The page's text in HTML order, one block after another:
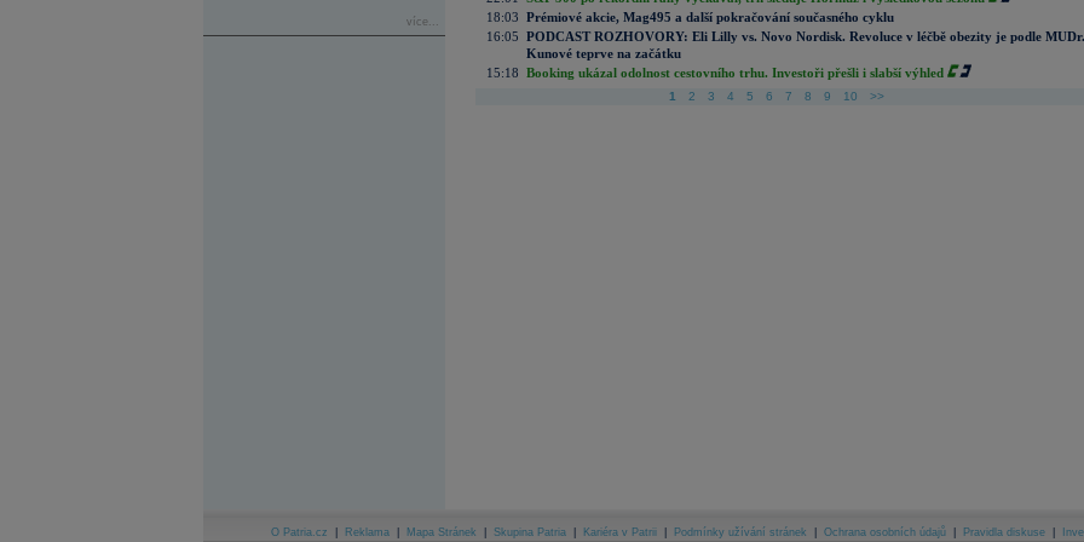
více...
18:03 Prémiové akcie, Mag495 a další pokračování současného cyklu
16:05 PODCAST ROZHOVORY: Eli Lilly vs. Novo Nordisk. Revoluce v léčbě obezity je podle MUDr.
Kunové teprve na začátku
15:18 Booking ukázal odolnost cestovního trhu. Investoři přešli i slabší výhled
1 2 3 4 5 6 7 8 9 10 >>
O Patria.cz Reklama Mapa Stránek Skupina Patria Kariéra v Patrii Podmínky užívání stránek Ochrana osobních údajů Pravidla diskuse